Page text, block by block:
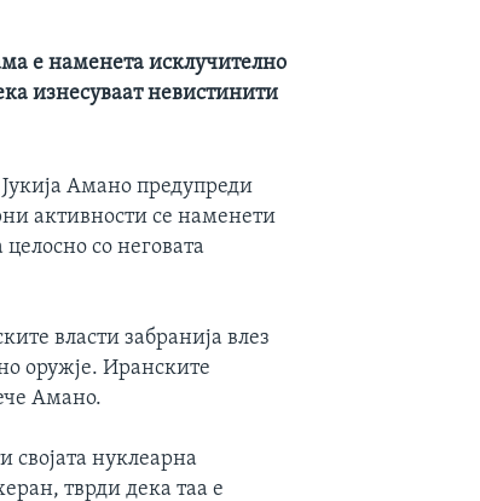
е наменета исклучително
изнесуваат невистинити
Амано предупреди
активности се наменети
со неговата
власти забранија влез
оружје. Иранските
Амано.
својата нуклеарна
тврди дека таа е